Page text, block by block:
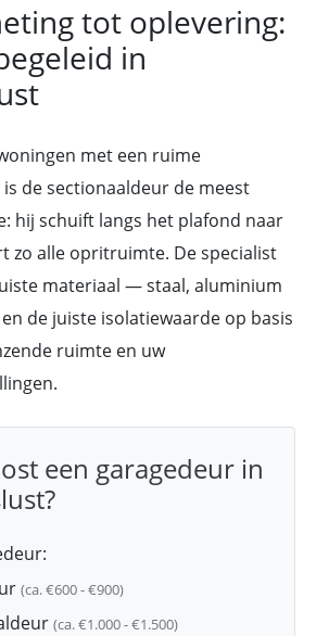
tot oplevering:
in
met een ruime
de sectionaaldeur de meest
hij schuift langs het plafond naar
zo alle opritruimte. De specialist
materiaal — staal, aluminium
de juiste isolatiewaarde op basis
ruimte en uw
een garagedeur in
(ca. €600 - €900)
(ca. €1.000 - €1.500)